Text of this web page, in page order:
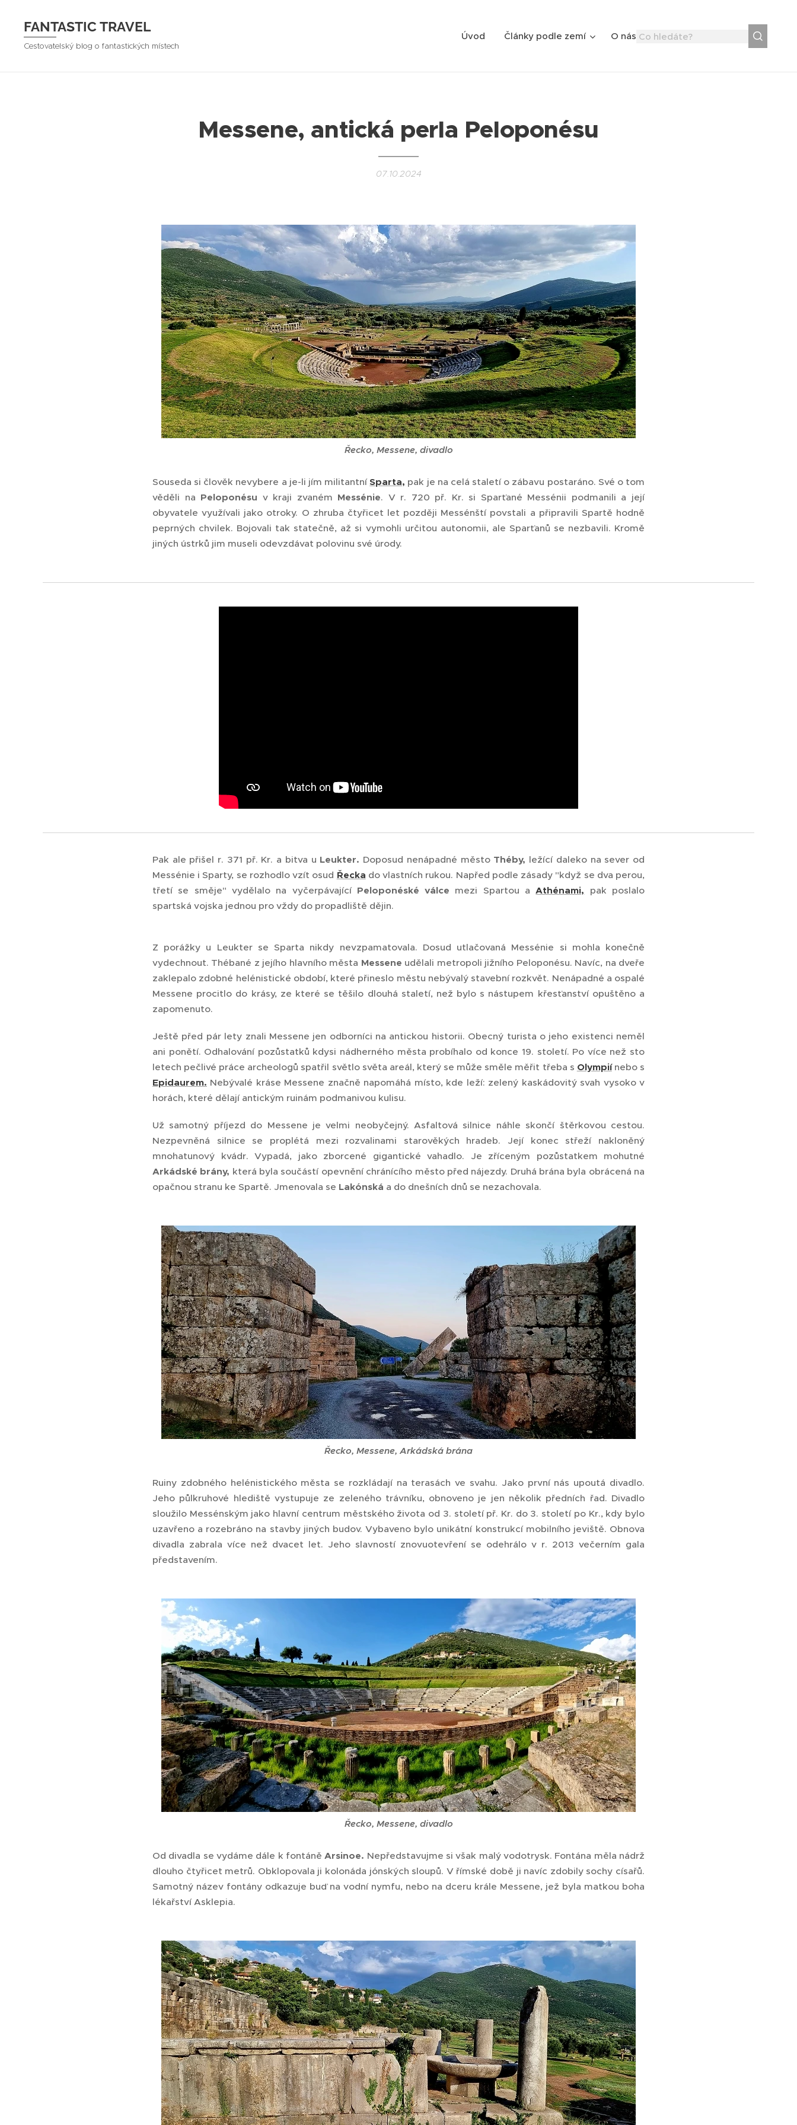
FANTASTIC TRAVEL
Cestovatelský blog o fantastických místech
Úvod Články podle zemí O nás
Messene, antická perla Peloponésu
07.10.2024
Řecko, Messene, divadlo
Souseda si člověk nevybere a je-li jím militantníSparta, pak je na celá staletí o zábavu postaráno. Své o tom
věděli na Peloponésu v kraji zvaném Messénie. V r. 720 př. Kr. si Sparťané Messénii podmanili a její
obyvatele využívali jako otroky. O zhruba čtyřicet let později Messénští povstali a připravili Spartě hodně
peprných chvilek. Bojovali tak statečně, až si vymohli určitou autonomii, ale Sparťanů se nezbavili. Kromě
jiných ústrků jim museli odevzdávat polovinu své úrody.
Pak ale přišel r. 371 př. Kr. a bitva u Leukter. Doposud nenápadné město Théby, ležící daleko na sever od
Messénie i Sparty, se rozhodlo vzít osud Řecka do vlastních rukou. Napřed podle zásady "když se dva perou,
třetí se směje" vydělalo na vyčerpávající Peloponéské válce mezi Spartou aAthénami, pak poslalo
spartská vojska jednou pro vždy do propadliště dějin.
Z porážky u Leukter se Sparta nikdy nevzpamatovala. Dosud utlačovaná Messénie si mohla konečně
vydechnout. Thébané z jejího hlavního města Messene udělali metropoli jižního Peloponésu. Navíc, na dveře
zaklepalo zdobné helénistické období, které přineslo městu nebývalý stavební rozkvět. Nenápadné a ospalé
Messene procitlo do krásy, ze které se těšilo dlouhá staletí, než bylo s nástupem křesťanství opuštěno a
zapomenuto.
Ještě před pár lety znali Messene jen odborníci na antickou historii. Obecný turista o jeho existenci neměl
ani ponětí. Odhalování pozůstatků kdysi nádherného města probíhalo od konce 19. století. Po více než sto
letech pečlivé práce archeologů spatřil světlo světa areál, který se může směle měřit třeba s Olympiínebo s
Epidaurem. Nebývalé kráse Messene značně napomáhá místo, kde leží: zelený kaskádovitý svah vysoko v
horách, které dělají antickým ruinám podmanivou kulisu.
Už samotný příjezd do Messene je velmi neobyčejný. Asfaltová silnice náhle skončí štěrkovou cestou.
Nezpevněná silnice se proplétá mezi rozvalinami starověkých hradeb. Její konec střeží nakloněný
mnohatunový kvádr. Vypadá, jako zborcené gigantické vahadlo. Je zříceným pozůstatkem mohutné
Arkádské brány, která byla součástí opevnění chránícího město před nájezdy. Druhá brána byla obrácená na
opačnou stranu ke Spartě. Jmenovala se Lakónská a do dnešních dnů se nezachovala.
Řecko, Messene, Arkádská brána
Ruiny zdobného helénistického města se rozkládají na terasách ve svahu. Jako první nás upoutá divadlo.
Jeho půlkruhové hlediště vystupuje ze zeleného trávníku, obnoveno je jen několik předních řad. Divadlo
sloužilo Messénským jako hlavní centrum městského života od 3. století př. Kr. do 3. století po Kr., kdy bylo
uzavřeno a rozebráno na stavby jiných budov. Vybaveno bylo unikátní konstrukcí mobilního jeviště. Obnova
divadla zabrala více než dvacet let. Jeho slavností znovuotevření se odehrálo v r. 2013 večerním gala
představením.
Řecko, Messene, divadlo
Od divadla se vydáme dále k fontáněArsinoe. Nepředstavujme si však malý vodotrysk. Fontána měla nádrž
dlouho čtyřicet metrů. Obklopovala ji kolonáda jónských sloupů. V římské době ji navíc zdobily sochy císařů.
Samotný název fontány odkazuje buď na vodní nymfu, nebo na dceru krále Messene, jež byla matkou boha
lékařství Asklepia.